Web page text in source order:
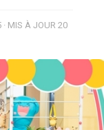
· MIS À JOUR 20